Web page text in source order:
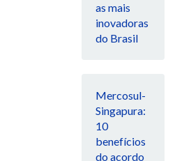
as mais
inovadoras
do Brasil
Mercosul-
Singapura:
10
benefícios
do acordo